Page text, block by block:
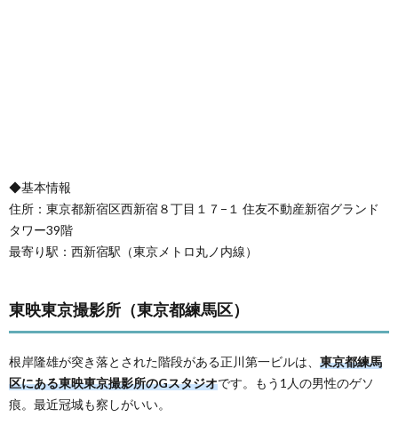
◆基本情報
住所：東京都新宿区西新宿８丁目１７−１ 住友不動産新宿グランド
タワー39階
最寄り駅：西新宿駅（東京メトロ丸ノ内線）
東映東京撮影所（東京都練馬区）
根岸隆雄が突き落とされた階段がある正川第一ビルは、 東京都練馬
区にある東映東京撮影所のGスタジオです。もう1人の男性のゲソ
痕。最近冠城も察しがいい。